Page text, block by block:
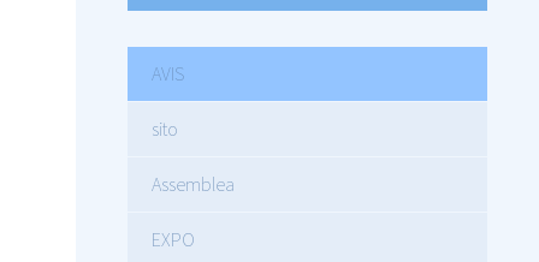
AVIS
sito
Assemblea
EXPO